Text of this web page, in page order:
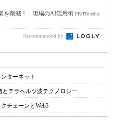
を削減！ 現場のAI活用術 PR(ITmedia
Recommended by
ターネット
とテラヘルツ波テクノロジー
チェーンとWeb3